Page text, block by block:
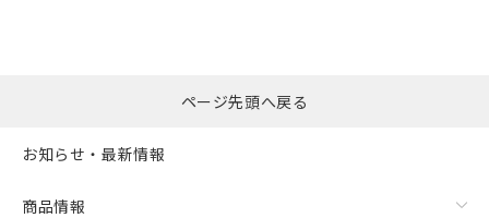
ページ先頭へ戻る
お知らせ・最新情報
商品情報